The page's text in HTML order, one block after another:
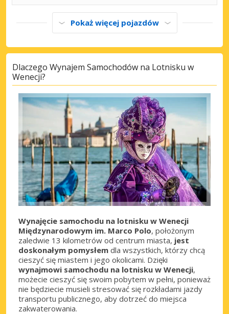
Pokaż więcej pojazdów
Dlaczego Wynajem Samochodów na Lotnisku w
Wenecji?
Wynajęcie samochodu na lotnisku w Wenecji
Międzynarodowym im. Marco Polo, położonym
zaledwie 13 kilometrów od centrum miasta, jest
doskonałym pomysłem dla wszystkich, którzy chcą
cieszyć się miastem i jego okolicami. Dzięki
wynajmowi samochodu na lotnisku w Wenecji,
możecie cieszyć się swoim pobytem w pełni, ponieważ
nie będziecie musieli stresować się rozkładami jazdy
transportu publicznego, aby dotrzeć do miejsca
zakwaterowania.